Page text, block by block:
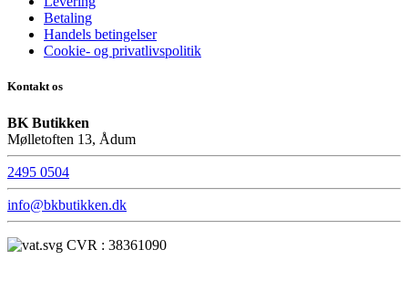
Betaling
Handels betingelser
Cookie- og privatlivspolitik
Kontakt os
BK Butikken
Mølletoften 13, Ådum
2495 0504
info@bkbutikken.dk
CVR : 38361090